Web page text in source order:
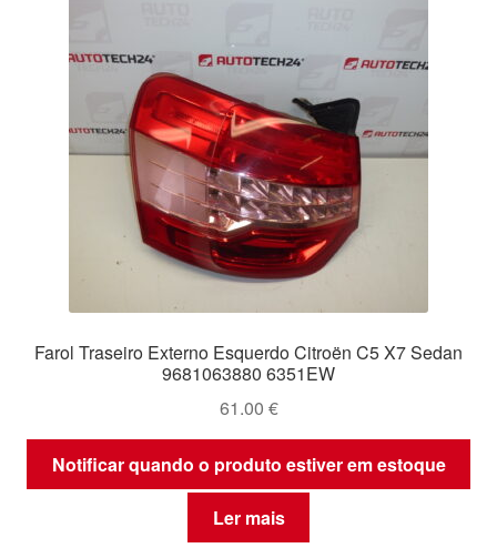
Farol Traseiro Externo Esquerdo Citroën C5 X7 Sedan
9681063880 6351EW
61.00 €
Notificar quando o produto estiver em estoque
Ler mais